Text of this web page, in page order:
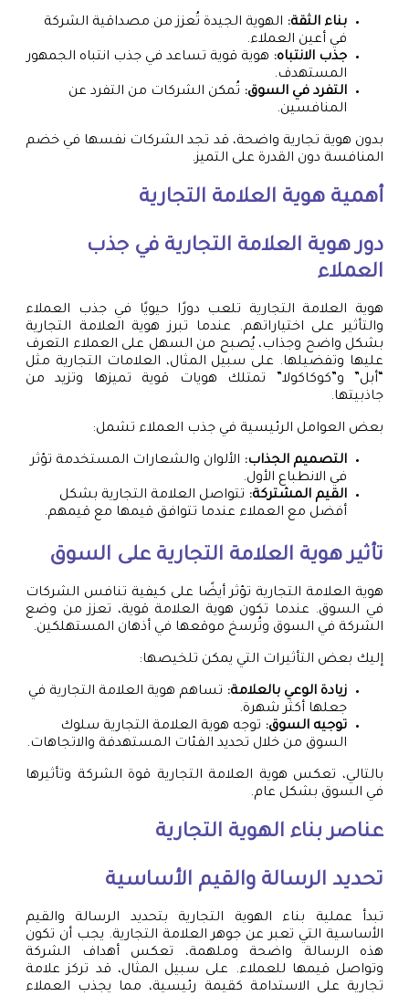
بناء الثقة: الهوية الجيدة تُعزز من مصداقية الشركة
في أعين العملاء.
جذب الانتباه: هوية قوية تساعد في جذب انتباه الجمهور
المستهدف.
التفرد في السوق: تُمكن الشركات من التفرد عن
المنافسين.
بدون هوية تجارية واضحة، قد تجد الشركات نفسها في خضم
المنافسة دون القدرة على التميز.
أهمية هوية العلامة التجارية
دور هوية العلامة التجارية في جذب
العملاء
هوية العلامة التجارية تلعب دورًا حيويًا في جذب العملاء
والتأثير على اختياراتهم. عندما تبرز هوية العلامة التجارية
بشكل واضح وجذاب، يُصبح من السهل على العملاء التعرف
عليها وتفضيلها. على سبيل المثال، العلامات التجارية مثل
“أبل” و”كوكاكولا” تمتلك هويات قوية تميزها وتزيد من
جاذبيتها.
بعض العوامل الرئيسية في جذب العملاء تشمل:
التصميم الجذاب: الألوان والشعارات المستخدمة تؤثر
في الانطباع الأول.
القيم المشتركة: تتواصل العلامة التجارية بشكل
أفضل مع العملاء عندما تتوافق قيمها مع قيمهم.
تأثير هوية العلامة التجارية على السوق
هوية العلامة التجارية تؤثر أيضًا على كيفية تنافس الشركات
في السوق. عندما تكون هوية العلامة قوية، تعزز من وضع
الشركة في السوق وتُرسخ موقعها في أذهان المستهلكين.
إليك بعض التأثيرات التي يمكن تلخيصها:
زيادة الوعي بالعلامة: تساهم هوية العلامة التجارية في
جعلها أكثر شهرة.
توجيه السوق: توجه هوية العلامة التجارية سلوك
السوق من خلال تحديد الفئات المستهدفة والاتجاهات.
بالتالي، تعكس هوية العلامة التجارية قوة الشركة وتأثيرها
في السوق بشكل عام.
عناصر بناء الهوية التجارية
تحديد الرسالة والقيم الأساسية
تبدأ عملية بناء الهوية التجارية بتحديد الرسالة والقيم
الأساسية التي تعبر عن جوهر العلامة التجارية. يجب أن تكون
هذه الرسالة واضحة وملهمة، تعكس أهداف الشركة
وتواصل قيمها للعملاء. على سبيل المثال، قد تركز علامة
تجارية على الاستدامة كقيمة رئيسية، مما يجذب العملاء